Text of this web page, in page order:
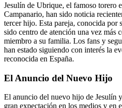
Jesulín de Ubrique, el famoso torero
Campanario, han sido noticia
tercer hijo. Esta pareja, conocida por
sido centro de atención una vez más
miembro a su familia. Los fans y
han estado siguiendo con interés la
reconocida en España.
El Anuncio del Nuevo Hijo
El anuncio del nuevo hijo de Jesulín
gran expectación en los medios y en